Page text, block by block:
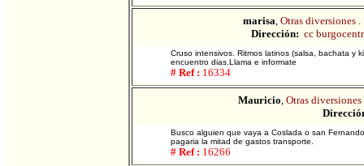
marisa, Otras diversiones .
Dirección: cc
Cruso intensivos. Ritmos latinos (salsa, bachata y
encuentro dias.Llama e informate
# Ref : 16334
Mauricio, Otras diversiones
Busco alguien que vaya a Coslada o san
pagaria la mitad de gastos transporte.
# Ref : 16266